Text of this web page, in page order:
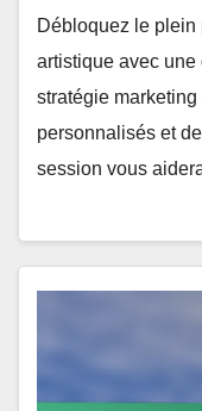
Débloquez le plein
artistique avec une
stratégie
personnalisés et
session vous